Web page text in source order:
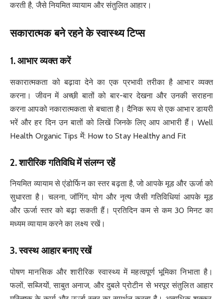
करती है, जैसे नियमित व्यायाम और संतुलित आहार।
सकारात्मक बने रहने के स्वास्थ्य टिप्स
1.आभार व्यक्त करें
सकारात्मकता को बढ़ावा देने का एक प्रभावी तरीका है आभार व्यक्त
करना। जीवन में अच्छी बातों को बार-बार देखना और उनकी सराहना
करना आपको नकारात्मकता से बचाता है। दैनिक रूप से एक आभार डायरी
भरें और हर दिन उन बातों को लिखें जिनके लिए आप आभारी हैं। Well
Health Organic Tips में: How to Stay Healthy and Fit
2.शारीरिक गतिविधि में संलग्न रहें
नियमित व्यायाम से एंडोर्फिन का स्तर बढ़ता है, जो आपके मूड और ऊर्जा को
सुधारता है। चलना, जॉगिंग, योग और नृत्य जैसी गतिविधियां आपके मूड
और ऊर्जा स्तर को बढ़ा सकती हैं। प्रतिदिन कम से कम 30 मिनट का
मध्यम व्यायाम करने का लक्ष्य रखें।
3.स्वस्थ आहार बनाए रखें
पोषण मानसिक और शारीरिक स्वास्थ्य में महत्वपूर्ण भूमिका निभाता है।
फलों, सब्जियों, साबुत अनाज, और दुबले प्रोटीन से भरपूर संतुलित आहार